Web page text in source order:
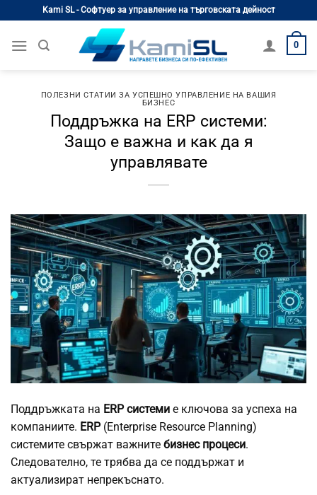
content
Kami SL - Софтуер за управление на търговската дейност
0
ПОЛЕЗНИ СТАТИИ ЗА УСПЕШНО УПРАВЛЕНИЕ НА ВАШИЯ
БИЗНЕС
Поддръжка на ERP системи:
Защо е важна и как да я
управлявате
Поддръжката на ERP системи е ключова за успеха на
компаниите. ERP(Enterprise Resource Planning)
системите свържат важните бизнес процеси.
Следователно, те трябва да се поддържат и
актуализират непрекъснато.